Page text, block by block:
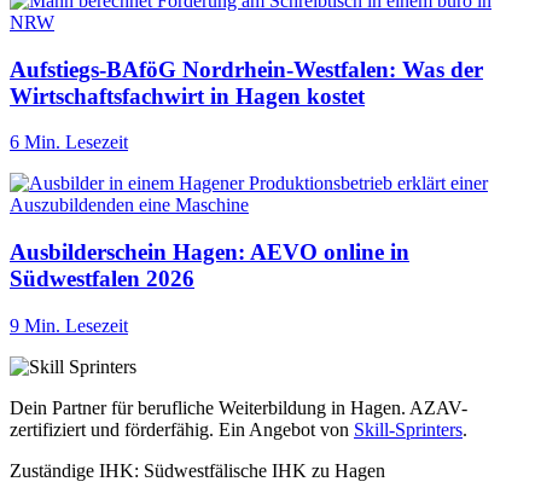
Aufstiegs-BAföG Nordrhein-Westfalen: Was der
Wirtschaftsfachwirt in Hagen kostet
6 Min. Lesezeit
Ausbilderschein Hagen: AEVO online in
Südwestfalen 2026
9 Min. Lesezeit
Dein Partner für berufliche Weiterbildung in Hagen. AZAV-
zertifiziert und förderfähig. Ein Angebot von Skill-Sprinters.
Zuständige IHK: Südwestfälische IHK zu Hagen